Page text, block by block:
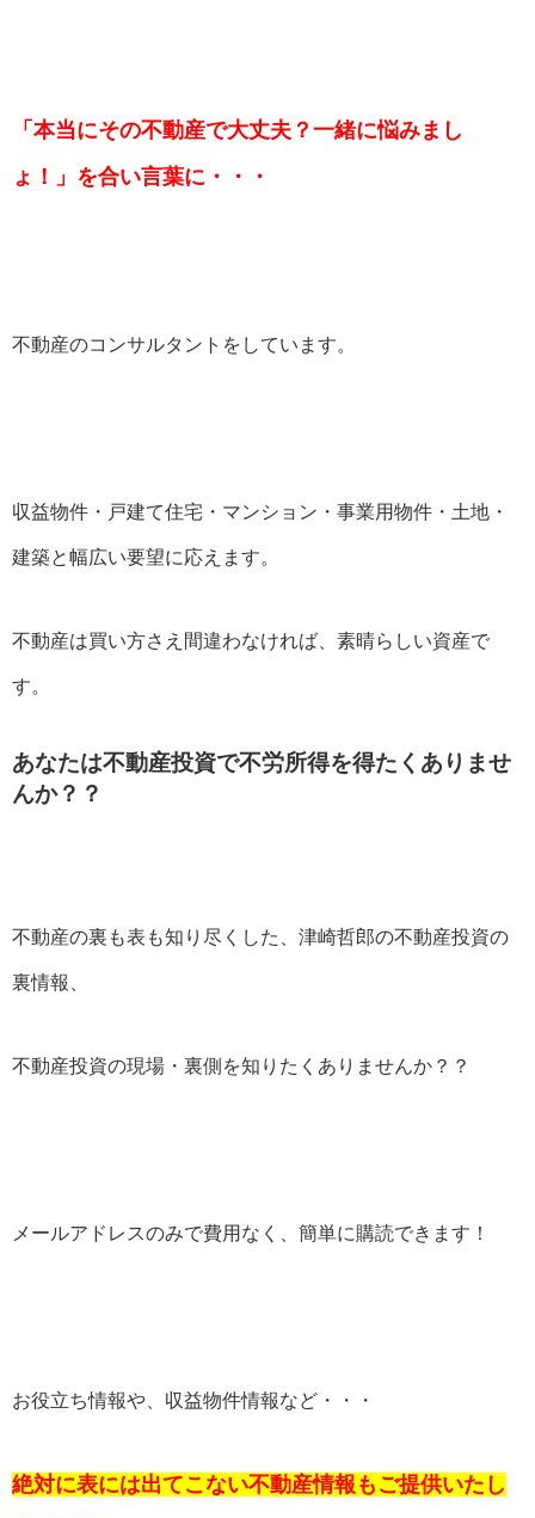
「本当にその不動産で大丈夫？一緒に悩みまし
ょ！」を合い言葉に・・・
不動産のコンサルタントをしています。
収益物件・戸建て住宅・マンション・事業用物件・土地・
建築と幅広い要望に応えます。
不動産は買い方さえ間違わなければ、素晴らしい資産で
す。
あなたは不動産投資で不労所得を得たくありませ
んか？？
不動産の裏も表も知り尽くした、津崎哲郎の不動産投資の
裏情報、
不動産投資の現場・裏側を知りたくありませんか？？
メールアドレスのみで費用なく、簡単に購読できます！
お役立ち情報や、収益物件情報など・・・
絶対に表には出てこない不動産情報もご提供いたし